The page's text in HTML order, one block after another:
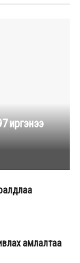
иргэнээ
амлалтаа